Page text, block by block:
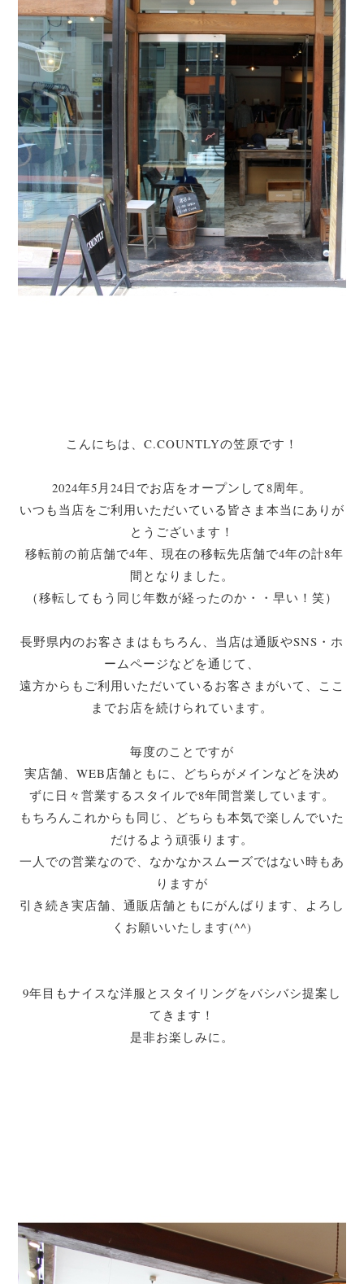
こんにちは、C.COUNTLYの笠原です！
2024年5月24日でお店をオープンして8周年。
いつも当店をご利用いただいている皆さま本当にありが
とうございます！
移転前の前店舗で4年、現在の移転先店舗で4年の計8年
間となりました。
（移転してもう同じ年数が経ったのか・・早い！笑）
長野県内のお客さまはもちろん、当店は通販やSNS・ホ
ームページなどを通じて、
遠方からもご利用いただいているお客さまがいて、ここ
までお店を続けられています。
毎度のことですが
実店舗、WEB店舗ともに、どちらがメインなどを決め
ずに日々営業するスタイルで8年間営業しています。
もちろんこれからも同じ、どちらも本気で楽しんでいた
だけるよう頑張ります。
一人での営業なので、なかなかスムーズではない時もあ
りますが
引き続き実店舗、通販店舗ともにがんばります、よろし
くお願いいたします(^^)
9年目もナイスな洋服とスタイリングをバシバシ提案し
てきます！
是非お楽しみに。